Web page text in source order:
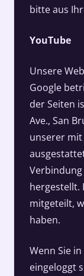
bitte aus
YouTube
Unsere
Google
der Seiten
Ave., San
unserer mit
Verbindung
hergestellt.
mitgeteilt,
haben.
Wenn Sie
eingeloggt